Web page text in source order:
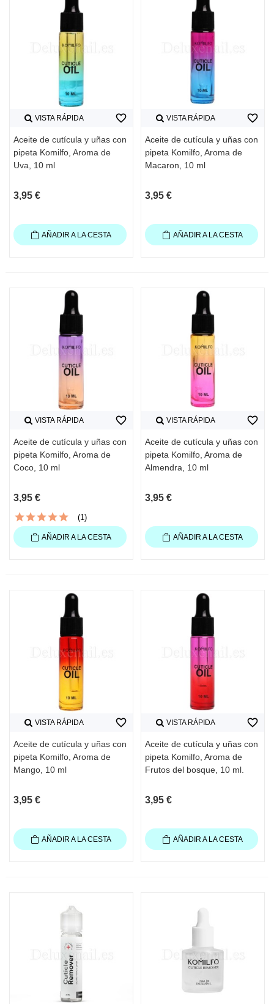
VISTA RÁPIDA
Aceite de cutícula y uñas con
pipeta Komilfo, Aroma de
Uva, 10 ml
3,95 €
favorite_border
AÑADIR A LA CESTA
VISTA RÁPIDA
Aceite de cutícula y uñas con
pipeta Komilfo, Aroma de
Macaron, 10 ml
3,95 €
favorite_border
AÑADIR A LA CESTA
VISTA RÁPIDA
Aceite de cutícula y uñas con
pipeta Komilfo, Aroma de
Coco, 10 ml
3,95 €
(1)
favorite_border
AÑADIR A LA CESTA
VISTA RÁPIDA
Aceite de cutícula y uñas con
pipeta Komilfo, Aroma de
Almendra, 10 ml
3,95 €
favorite_border
AÑADIR A LA CESTA
VISTA RÁPIDA
Aceite de cutícula y uñas con
pipeta Komilfo, Aroma de
Mango, 10 ml
3,95 €
favorite_border
AÑADIR A LA CESTA
VISTA RÁPIDA
Aceite de cutícula y uñas con
pipeta Komilfo, Aroma de
Frutos del bosque, 10 ml.
3,95 €
favorite_border
AÑADIR A LA CESTA